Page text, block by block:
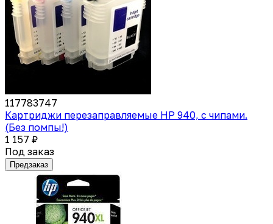
117783747
Картриджи перезаправляемые HP 940, с чипами.
(Без помпы!)
1 157 ₽
Под заказ
Предзаказ